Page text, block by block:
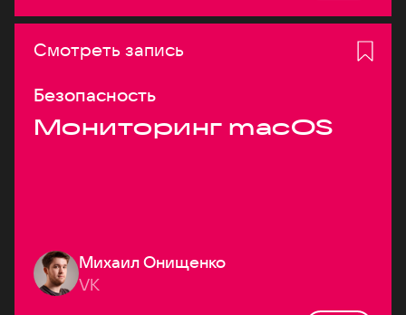
Смотреть запись
Безопасность
Мониторинг macOS
Михаил Онищенко
VK